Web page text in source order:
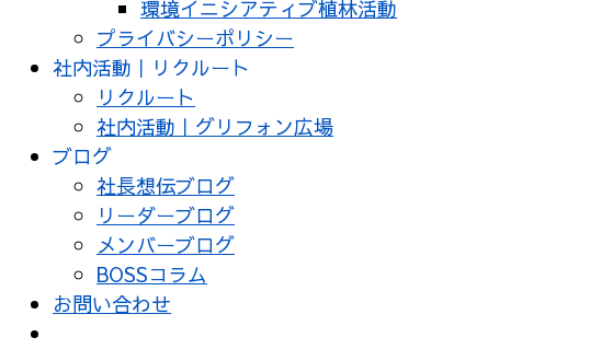
環境イニシアティブ植林活動
プライバシーポリシー
社内活動｜リクルート
リクルート
社内活動｜グリフォン広場
ブログ
社長想伝ブログ
リーダーブログ
メンバーブログ
BOSSコラム
お問い合わせ